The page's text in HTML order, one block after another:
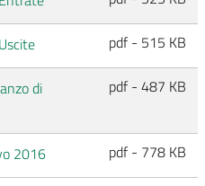
pdf - 515 KB
di
pdf - 487 KB
2016 pdf - 778 KB